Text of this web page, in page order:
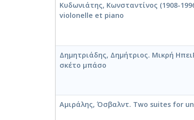
Κυδωνιάτης, Κωνσταντίνος (1908-
violonelle et piano
Δημητριάδης, Δημήτριος. Μικρή
σκέτο μπάσο
Αμιράλης, Όσβαλντ. Two suites for